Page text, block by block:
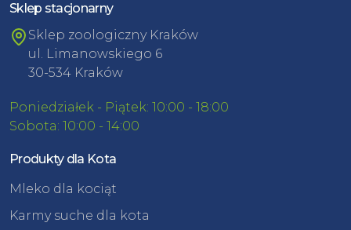
Sklep stacjonarny
Sklep zoologiczny Kraków
ul. Limanowskiego 6
30-534 Kraków
Poniedziałek - Piątek: 10:00 - 18:00
Sobota: 10:00 - 14:00
Produkty dla Kota
Mleko dla kociąt
Karmy suche dla kota